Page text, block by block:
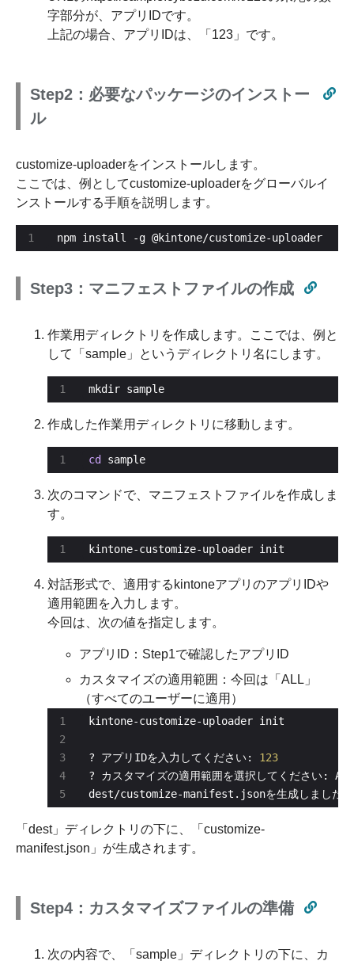
字部分が、アプリIDです。
上記の場合、アプリIDは、「123」です。
Step2：必要なパッケージのインストー
ル
customize-uploaderをインストールします。
ここでは、例としてcustomize-uploaderをグローバルイ
ンストールする手順を説明します。
npm install -g @kintone/customize-uploader
Step3：マニフェストファイルの作成
作業用ディレクトリを作成します。ここでは、例と
して「sample」というディレクトリ名にします。
mkdir sample
作成した作業用ディレクトリに移動します。
cd sample
次のコマンドで、マニフェストファイルを作成しま
す。
kintone-customize-uploader init
対話形式で、適用するkintoneアプリのアプリIDや
適用範囲を入力します。
今回は、次の値を指定します。
アプリID：Step1で確認したアプリID
カスタマイズの適用範囲：今回は「ALL」
（すべてのユーザーに適用）
3
4
5
? アプリIDを入力してください: 123
dest/customize-manifest.jsonを生成しました
「dest」ディレクトリの下に、「customize-
manifest.json」が生成されます。
Step4：カスタマイズファイルの準備
次の内容で、「sample」ディレクトリの下に、カ